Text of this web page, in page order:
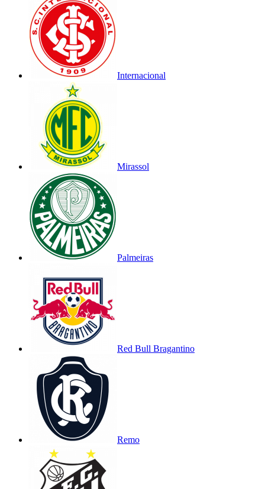
Internacional
Mirassol
Palmeiras
Red Bull Bragantino
Remo